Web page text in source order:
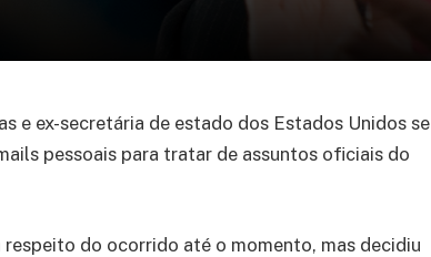
e ex-secretária de estado dos Estados Unidos se
pessoais para tratar de assuntos oficiais do
do ocorrido até o momento, mas decidiu